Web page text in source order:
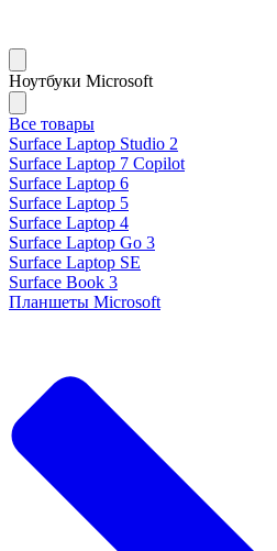
Ноутбуки Microsoft
Все товары
Surface Laptop Studio 2
Surface Laptop 7 Copilot
Surface Laptop 6
Surface Laptop 5
Surface Laptop 4
Surface Laptop Go 3
Surface Laptop SE
Surface Book 3
Планшеты Microsoft